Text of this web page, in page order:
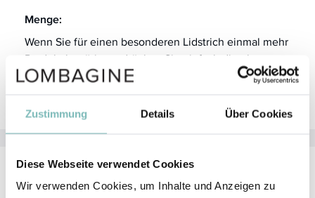
Zustimmung Details Über Cookies
Diese Webseite verwendet Cookies
Wir verwenden Cookies, um Inhalte und Anzeigen zu
Menge:
Wenn Sie für einen besonderen Lidstrich einmal mehr
Produkt benötigen, drücken Sie einfach die obere
Stifthälfte ein wenig nach unten und schon steht
Aktivstoffe